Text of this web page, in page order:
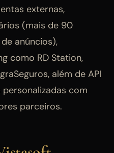
externas,
(mais de 90
anúncios),
como RD Station,
além de API
com
parceiros.